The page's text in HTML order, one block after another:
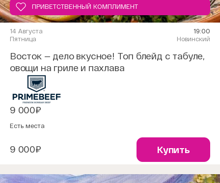
ПРИВЕТСТВЕННЫЙ КОМПЛИМЕНТ
14 Августа
Пятница
19:00
Новинский
Восток — дело вкусное! Топ блейд с табуле,
овощи на гриле и пахлава
9 000₽
Есть места
9 000₽ Купить